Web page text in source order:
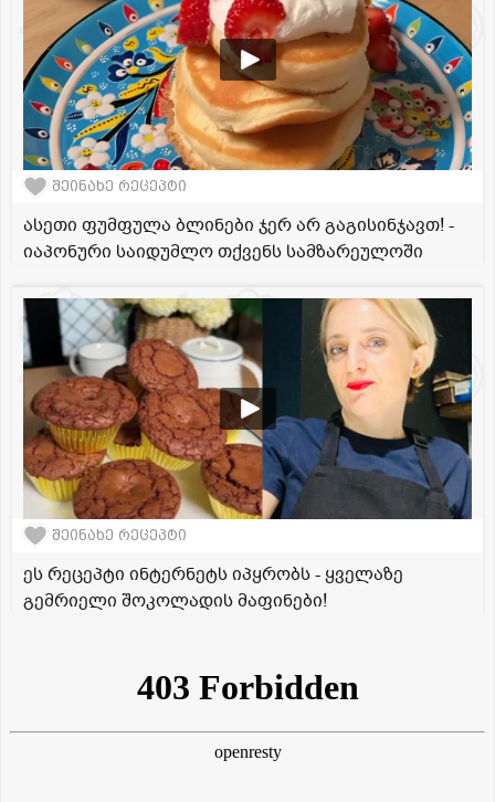
შეინახე რეცეპტი
ასეთი ფუმფულა ბლინები ჯერ არ გაგისინჯავთ! -
იაპონური საიდუმლო თქვენს სამზარეულოში
შეინახე რეცეპტი
ეს რეცეპტი ინტერნეტს იპყრობს - ყველაზე
გემრიელი შოკოლადის მაფინები!